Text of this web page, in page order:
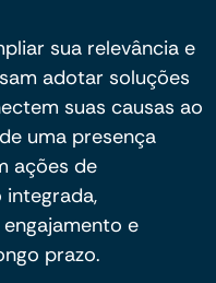
sua relevância e
adotar soluções
suas causas ao
uma presença
ações de
e
prazo.